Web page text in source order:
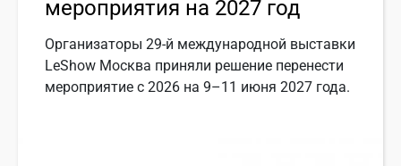
мероприятия на 2027 год
Организаторы 29-й международной выставки
LeShow Москва приняли решение перенести
мероприятие с 2026 на 9–11 июня 2027 года.